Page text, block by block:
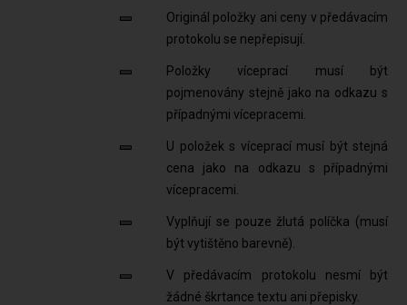
Originál položky ani ceny v předávacím
protokolu se nepřepisují.
Položky víceprací musí být
pojmenovány stejně jako na odkazu s
případnými vícepracemi.
U položek s víceprací musí být stejná
cena jako na odkazu s případnými
vícepracemi.
Vyplňují se pouze žlutá políčka (musí
být vytištěno barevně).
V předávacím protokolu nesmí být
žádné škrtance textu ani přepisky.